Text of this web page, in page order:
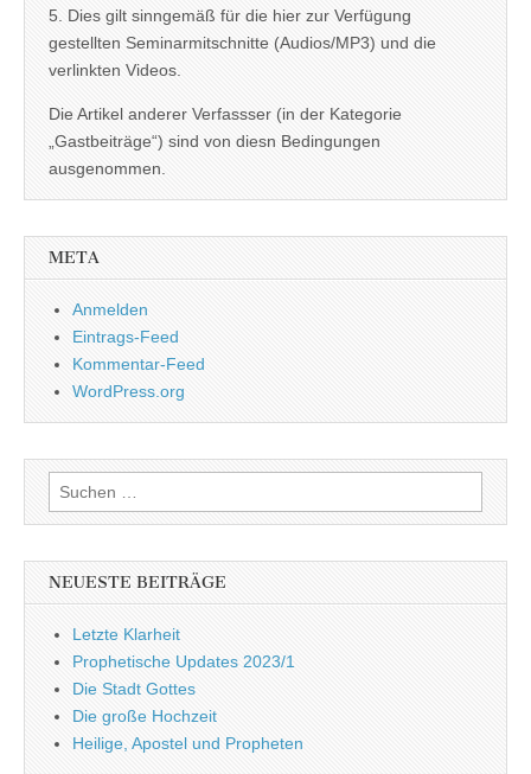
5. Dies gilt sinngemäß für die hier zur Verfügung
gestellten Seminarmitschnitte (Audios/MP3) und die
verlinkten Videos.
Die Artikel anderer Verfassser (in der Kategorie
„Gastbeiträge“) sind von diesn Bedingungen
ausgenommen.
META
Anmelden
Eintrags-Feed
Kommentar-Feed
WordPress.org
Suchen
nach:
NEUESTE BEITRÄGE
Letzte Klarheit
Prophetische Updates 2023/1
Die Stadt Gottes
Die große Hochzeit
Heilige, Apostel und Propheten